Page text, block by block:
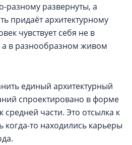
разному развернуты, а
придаёт архитектурному
чувствует себя не в
а в разнообразном живом
единый архитектурный
спроектировано в форме
части. Это отсылка к
когда-то находились карьеры